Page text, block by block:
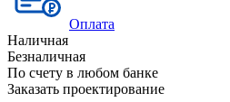
Оплата
Наличная
Безналичная
По счету в любом банке
Заказать проектирование